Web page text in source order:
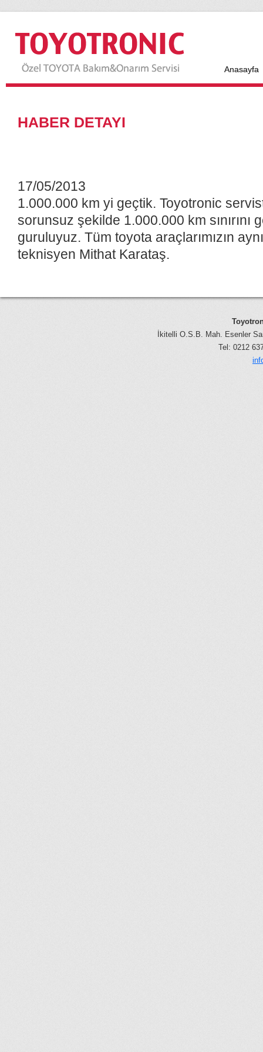
Anasayfa
HABER DETAYI
17/05/2013
1.000.000 km yi geçtik. Toyotronic
sorunsuz şekilde 1.000.000 km
guruluyuz. Tüm toyota araçlarımızın
teknisyen Mithat Karataş.
İkitelli O.S.B. Mah. Esenler
Tel: 0212